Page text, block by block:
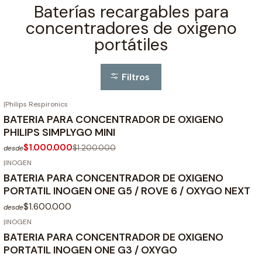
Baterías recargables para
concentradores de oxigeno
portátiles
Filtros
-17%OFF
|Philips Respironics
BATERIA PARA CONCENTRADOR DE OXIGENO
PHILIPS SIMPLYGO MINI
desde$1.000.000$1.200.000
|INOGEN
BATERIA PARA CONCENTRADOR DE OXIGENO
PORTATIL INOGEN ONE G5 / ROVE 6 / OXYGO NEXT
desde$1.600.000
|INOGEN
BATERIA PARA CONCENTRADOR DE OXIGENO
PORTATIL INOGEN ONE G3 / OXYGO